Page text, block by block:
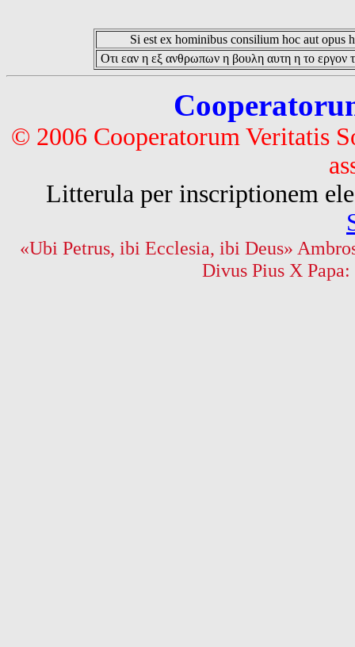
Si est ex hominibus consilium hoc aut opus
Οτι εαν η εξ ανθρωπων η βουλη αυτη η το εργον
© 2006 Cooperatorum Veritatis
Litterula per inscriptionem
«Ubi Petrus, ibi Ecclesia, ibi Deus»
Divus Pius X Papa: